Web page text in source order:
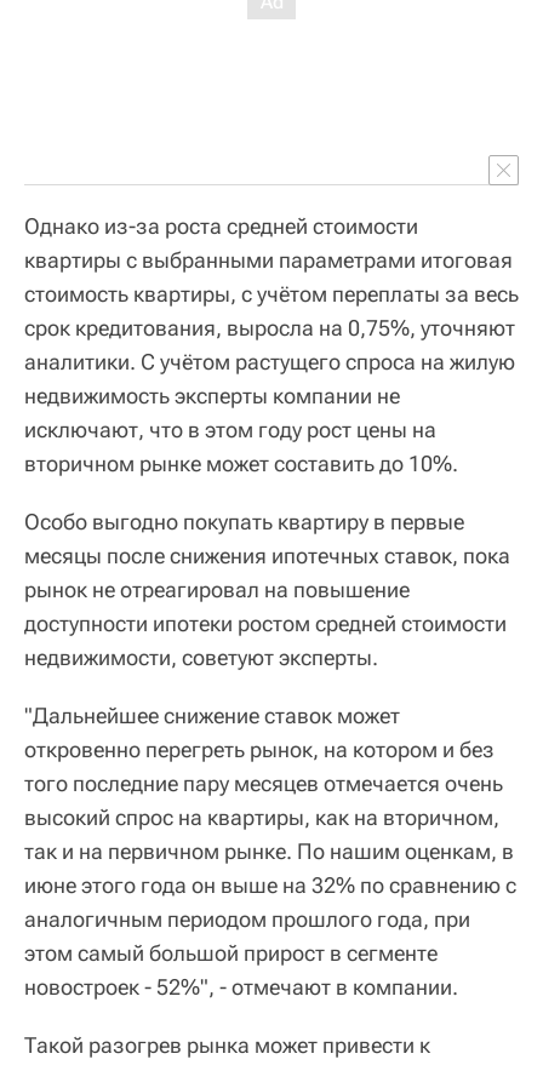
Однако из-за роста средней стоимости
квартиры с выбранными параметрами итоговая
стоимость квартиры, с учётом переплаты за весь
срок кредитования, выросла на 0,75%, уточняют
аналитики. С учётом растущего спроса на жилую
недвижимость эксперты компании не
исключают, что в этом году рост цены на
вторичном рынке может составить до 10%.
Особо выгодно покупать квартиру в первые
месяцы после снижения ипотечных ставок, пока
рынок не отреагировал на повышение
доступности ипотеки ростом средней стоимости
недвижимости, советуют эксперты.
"Дальнейшее снижение ставок может
откровенно перегреть рынок, на котором и без
того последние пару месяцев отмечается очень
высокий спрос на квартиры, как на вторичном,
так и на первичном рынке. По нашим оценкам, в
июне этого года он выше на 32% по сравнению с
аналогичным периодом прошлого года, при
этом самый большой прирост в сегменте
новостроек - 52%", - отмечают в компании.
Такой разогрев рынка может привести к